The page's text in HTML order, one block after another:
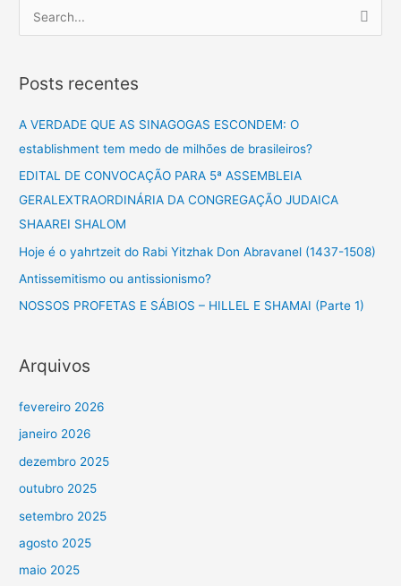
q
u
r
:
Posts recentes
A VERDADE QUE AS SINAGOGAS ESCONDEM: O
establishment tem medo de milhões de brasileiros?
EDITAL DE CONVOCAÇÃO PARA 5ª ASSEMBLEIA
GERALEXTRAORDINÁRIA DA CONGREGAÇÃO JUDAICA
SHAAREI SHALOM
Hoje é o yahrtzeit do Rabi Yitzhak Don Abravanel (1437-1508)
Antissemitismo ou antissionismo?
NOSSOS PROFETAS E SÁBIOS – HILLEL E SHAMAI (Parte 1)
Arquivos
fevereiro 2026
janeiro 2026
dezembro 2025
outubro 2025
setembro 2025
agosto 2025
maio 2025